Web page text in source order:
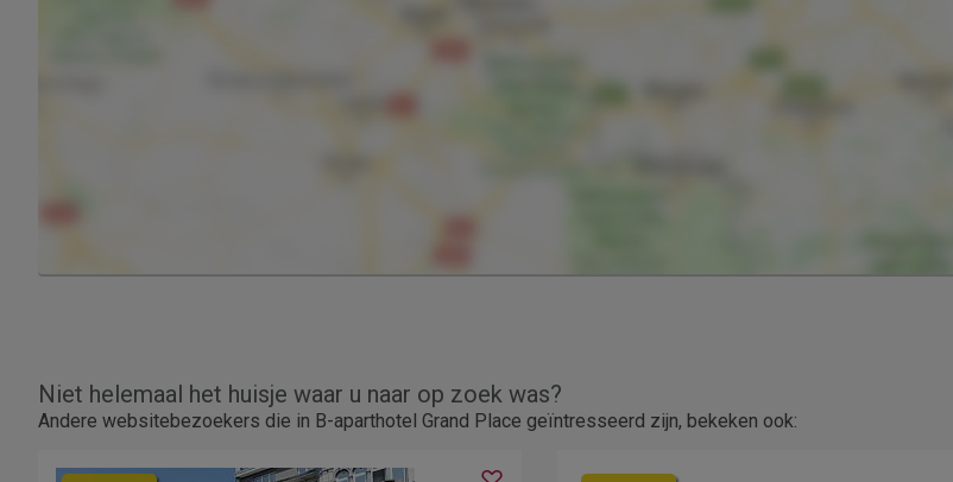
Niet helemaal het huisje waar u naar op zoek was?
Andere websitebezoekers die in B-aparthotel Grand Place geïntresseerd zijn, bekeken ook: